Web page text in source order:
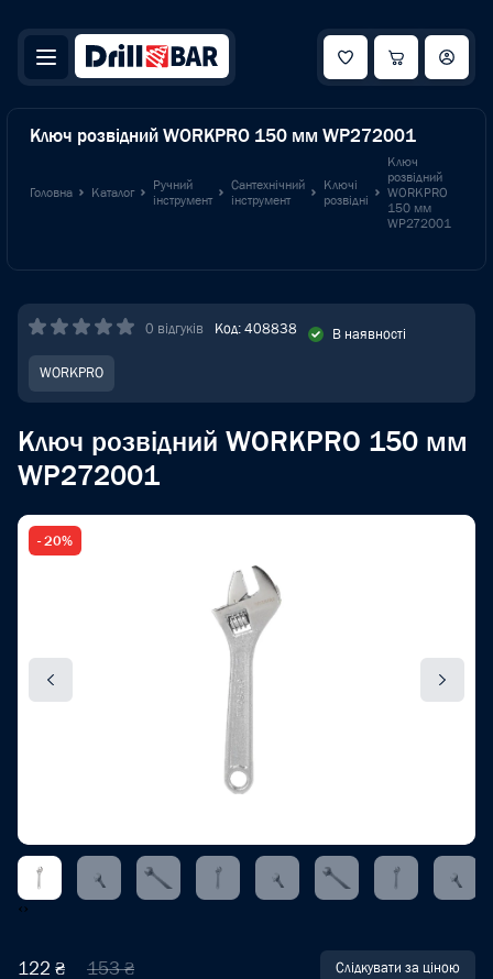
Ключ розвідний WORKPRO 150 мм WP272001
Головна Каталог
Ручний
інструмент
Сантехнічний
інструмент
Ключі
розвідні
Ключ
розвідний
WORKPRO
150 мм
WP272001
0 відгуків Код: 408838 В наявності
WORKPRO
Ключ розвідний WORKPRO 150 мм
WP272001
- 20%
‹›
122 ₴ 153 ₴ Слідкувати за ціною